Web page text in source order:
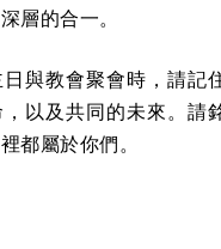
層的合一。
與教會聚會時，請記
以及共同的未來。請
都屬於你們。